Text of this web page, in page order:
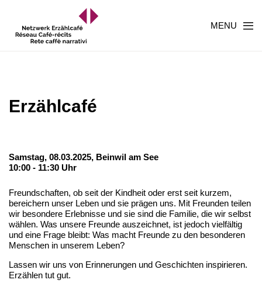
MENU
Erzählcafé
Samstag, 08.03.2025, Beinwil am See
10:00 - 11:30 Uhr
Freundschaften, ob seit der Kindheit oder erst seit kurzem,
bereichern unser Leben und sie prägen uns. Mit Freunden teilen
wir besondere Erlebnisse und sie sind die Familie, die wir selbst
wählen. Was unsere Freunde auszeichnet, ist jedoch vielfältig
und eine Frage bleibt: Was macht Freunde zu den besonderen
Menschen in unserem Leben?
Lassen wir uns von Erinnerungen und Geschichten inspirieren.
Erzählen tut gut.